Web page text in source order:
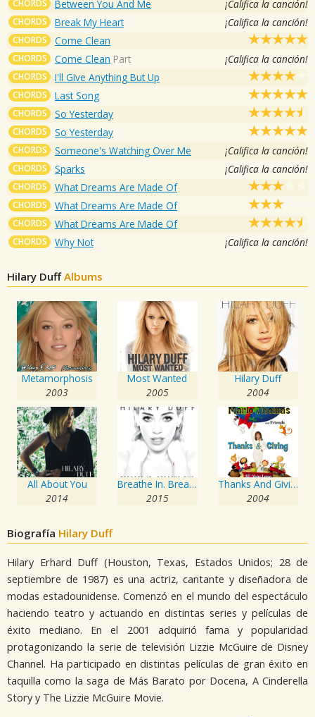
CHORDS Between You And Me ¡Califica la canción!
CHORDS Break My Heart ¡Califica la canción!
CHORDS Come Clean
CHORDS Come Clean Part ¡Califica la canción!
CHORDS I'll Give Anything But Up
CHORDS Last Song
CHORDS So Yesterday
CHORDS So Yesterday
CHORDS Someone's Watching Over Me ¡Califica la canción!
CHORDS Sparks ¡Califica la canción!
CHORDS What Dreams Are Made Of
CHORDS What Dreams Are Made Of
CHORDS What Dreams Are Made Of
CHORDS Why Not ¡Califica la canción!
Hilary DuffAlbums
Metamorphosis
2003
Most Wanted
2005
Hilary Duff
2004
All About You
2014
Breathe In. Breathe Out.
2015
Thanks And Giving All Year Long
2004
Biografía Hilary Duff
Hilary Erhard Duff (Houston, Texas, Estados Unidos; 28 de
septiembre de 1987) es una actriz, cantante y diseñadora de
modas estadounidense. Comenzó en el mundo del espectáculo
haciendo teatro y actuando en distintas series y películas de
éxito mediano. En el 2001 adquirió fama y popularidad
protagonizando la serie de televisión Lizzie McGuire de Disney
Channel. Ha participado en distintas películas de gran éxito en
taquilla como la saga de Más Barato por Docena, A Cinderella
Story y The Lizzie McGuire Movie.